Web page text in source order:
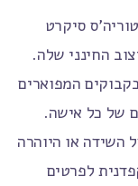
סיקרט
החינני שלה.
המפוארים
של כל אישה.
או היוהרה
לפרטים